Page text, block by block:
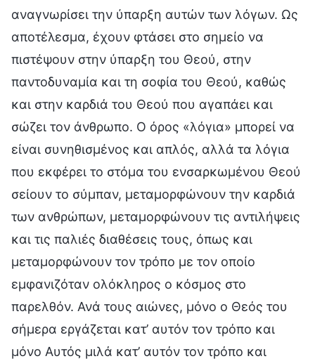
αναγνωρίσει την ύπαρξη αυτών των λόγων. Ως
αποτέλεσμα, έχουν φτάσει στο σημείο να
πιστέψουν στην ύπαρξη του Θεού, στην
παντοδυναμία και τη σοφία του Θεού, καθώς
και στην καρδιά του Θεού που αγαπάει και
σώζει τον άνθρωπο. Ο όρος «λόγια» μπορεί να
είναι συνηθισμένος και απλός, αλλά τα λόγια
που εκφέρει το στόμα του ενσαρκωμένου Θεού
σείουν το σύμπαν, μεταμορφώνουν την καρδιά
των ανθρώπων, μεταμορφώνουν τις αντιλήψεις
και τις παλιές διαθέσεις τους, όπως και
μεταμορφώνουν τον τρόπο με τον οποίο
εμφανιζόταν ολόκληρος ο κόσμος στο
παρελθόν. Ανά τους αιώνες, μόνο ο Θεός του
σήμερα εργάζεται κατ’ αυτόν τον τρόπο και
μόνο Αυτός μιλά κατ’ αυτόν τον τρόπο και